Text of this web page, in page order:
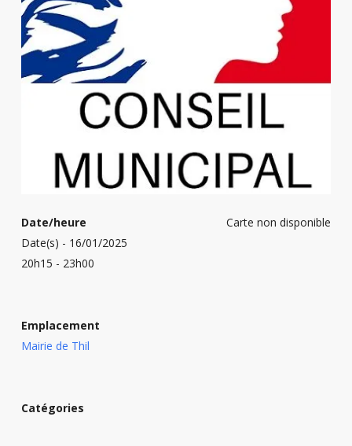
Carte non disponible
Date/heure
Date(s) - 16/01/2025
20h15 - 23h00
Emplacement
Mairie de Thil
Catégories